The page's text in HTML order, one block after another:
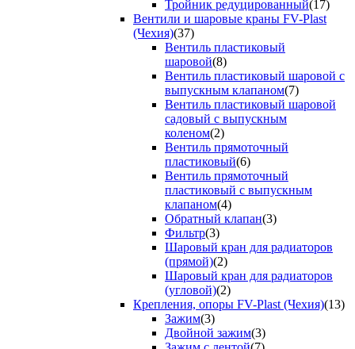
Тройник редуцированный(17)
Вентили и шаровые краны FV-Plast
(Чехия)(37)
Вентиль пластиковый
шаровой(8)
Вентиль пластиковый шаровой с
выпускным клапаном(7)
Вентиль пластиковый шаровой
садовый с выпускным
коленом(2)
Вентиль прямоточный
пластиковый(6)
Вентиль прямоточный
пластиковый с выпускным
клапаном(4)
Обратный клапан(3)
Фильтр(3)
Шаровый кран для радиаторов
(прямой)(2)
Шаровый кран для радиаторов
(угловой)(2)
Крепления, опоры FV-Plast (Чехия)(13)
Зажим(3)
Двойной зажим(3)